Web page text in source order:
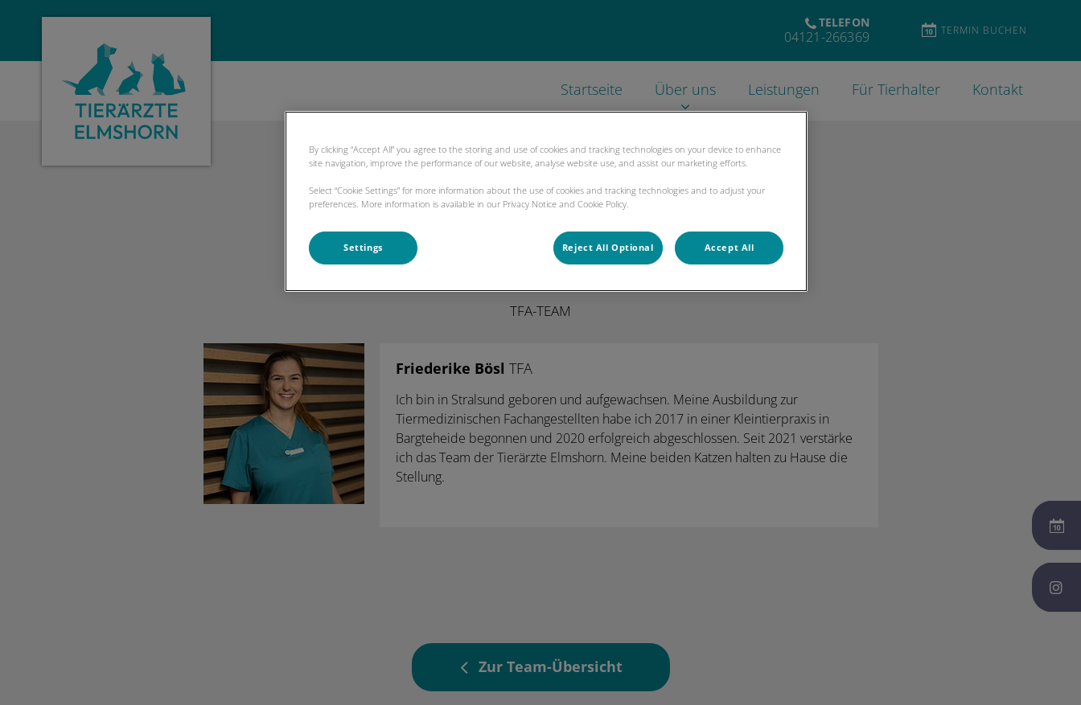
Homepage Tierarzt Elmshorn
TELEFON
04121-266369 TERMIN BUCHEN
Startseite Über uns Leistungen Für Tierhalter Kontakt
Friederike Bösl
TFA-TEAM
Friederike Bösl TFA
Ich bin in Stralsund geboren und aufgewachsen. Meine Ausbildung zur
Tiermedizinischen Fachangestellten habe ich 2017 in einer Kleintierpraxis in
Bargteheide begonnen und 2020 erfolgreich abgeschlossen. Seit 2021 verstärke
ich das Team der Tierärzte Elmshorn. Meine beiden Katzen halten zu Hause die
Stellung.
Zur Team-Übersicht
By clicking “Accept All” you agree to the storing and use of cookies and tracking technologies on your device to enhance
site navigation, improve the performance of our website, analyse website use, and assist our marketing efforts.
Select “Cookie Settings” for more information about the use of cookies and tracking technologies and to adjust your
preferences. More information is available in our Privacy Notice and Cookie Policy.
Settings Reject All Optional Accept All